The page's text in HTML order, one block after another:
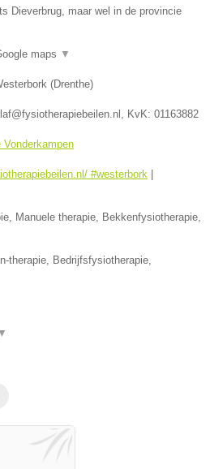
Dieverbrug, maar wel in de provincie
maps ▼
(Drenthe)
, KvK: 01163882
Vonderkampen
#westerbork
Manuele therapie, Bekkenfysiotherapie,
therapie, Bedrijfsfysiotherapie,
▼